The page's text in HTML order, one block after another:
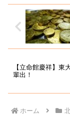
【立命館慶祥】東
輩出！
ホーム